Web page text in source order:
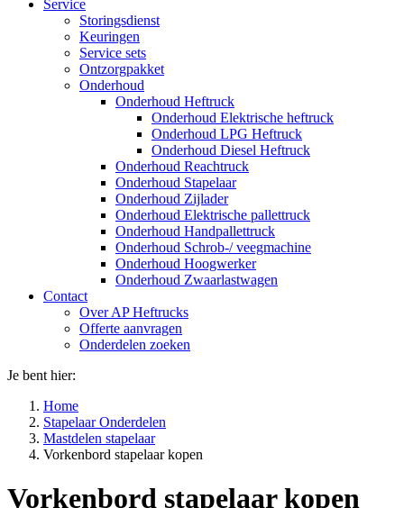
Service
Storingsdienst
Keuringen
Service sets
Ontzorgpakket
Onderhoud
Onderhoud Heftruck
Onderhoud Elektrische heftruck
Onderhoud LPG Heftruck
Onderhoud Diesel Heftruck
Onderhoud Reachtruck
Onderhoud Stapelaar
Onderhoud Zijlader
Onderhoud Elektrische pallettruck
Onderhoud Handpallettruck
Onderhoud Schrob-/ veegmachine
Onderhoud Hoogwerker
Onderhoud Zwaarlastwagen
Contact
Over AP Heftrucks
Offerte aanvragen
Onderdelen zoeken
Je bent hier:
Home
Stapelaar Onderdelen
Mastdelen stapelaar
Vorkenbord stapelaar kopen
Vorkenbord stapelaar kopen